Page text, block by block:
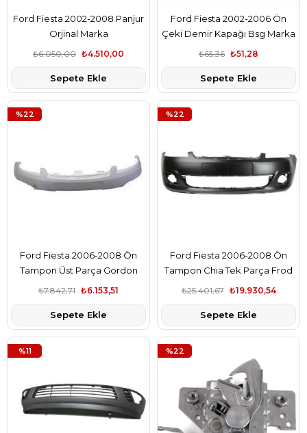
Ford Fiesta 2002-2008 Panjur
Orjinal Marka
2S618200AGYYH5
₺4.510,00
₺6.050,00
Sepete Ekle
Ford Fiesta 2002-2006 Ön
Çeki Demir Kapağı Bsg Marka
2S6117A989BCXWAA
₺51,28
₺65,36
Sepete Ekle
Ford Fiesta 2006-2008 Ön
Tampon Üst Parça Gordon
Marka 6S6117762ADXWAA
₺6.153,51
₺7.842,71
Sepete Ekle
%22
Ford Fiesta 2006-2008 Ön
Tampon Chia Tek Parça Frod
Marka 6S6117762BDXWAA
₺19.930,54
₺25.401,67
Sepete Ekle
%22
%11 %22